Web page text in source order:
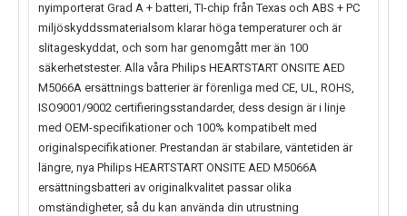
nyimporterat Grad A + batteri, TI-chip från Texas och ABS + PC
miljöskyddssmaterialsom klarar höga temperaturer och är
slitageskyddat, och som har genomgått mer än 100
säkerhetstester. Alla våra Philips HEARTSTART ONSITE AED
M5066A ersättnings batterier är förenliga med CE, UL, ROHS,
ISO9001/9002 certifieringsstandarder, dess design är i linje
med OEM-specifikationer och 100% kompatibelt med
originalspecifikationer. Prestandan är stabilare, väntetiden är
längre, nya Philips HEARTSTART ONSITE AED M5066A
ersättningsbatteri av originalkvalitet passar olika
omständigheter, så du kan använda din utrustning